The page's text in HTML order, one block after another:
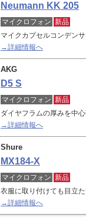
Neumann KK 205
マイクロフォン 新品
マイクカプセルコンデン
→詳細情報へ
AKG
D5 S
マイクロフォン 新品
ダイヤフラムの厚みを中
→詳細情報へ
Shure
MX184-X
マイクロフォン 新品
衣服に取り付けても目立
→詳細情報へ